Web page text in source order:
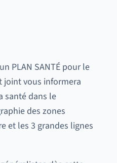
PLAN SANTÉ pour le
joint vous informera
santé dans le
des zones
et les 3 grandes lignes